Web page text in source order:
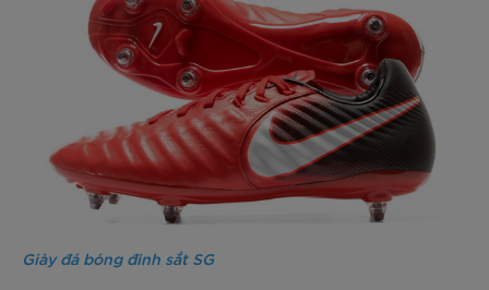
Giày đá bóng đinh sắt SG